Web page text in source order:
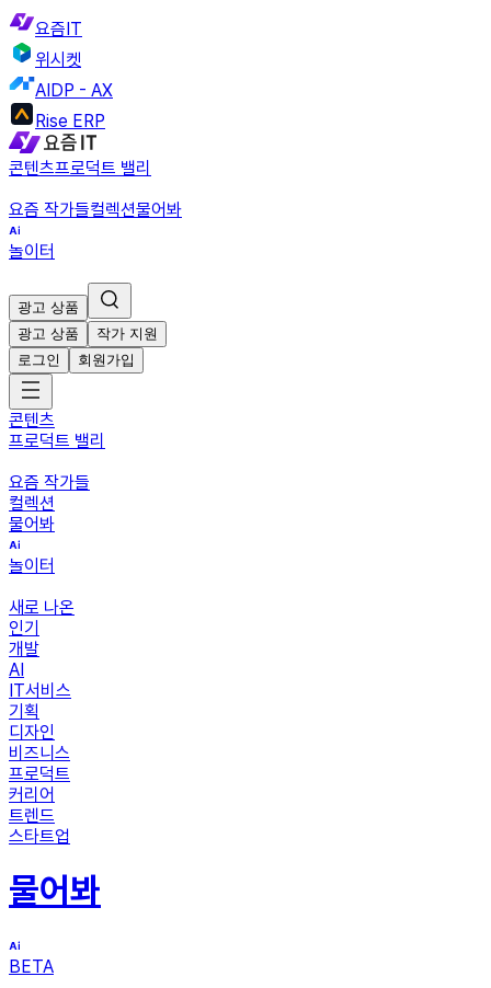
요즘IT
위시켓
AIDP - AX
Rise ERP
콘텐츠프로덕트 밸리
요즘 작가들컬렉션물어봐
놀이터
광고 상품
광고 상품
작가 지원
로그인
회원가입
콘텐츠
프로덕트 밸리
요즘 작가들
컬렉션
물어봐
놀이터
새로 나온
인기
개발
AI
IT서비스
기획
디자인
비즈니스
프로덕트
커리어
트렌드
스타트업
물어봐
BETA